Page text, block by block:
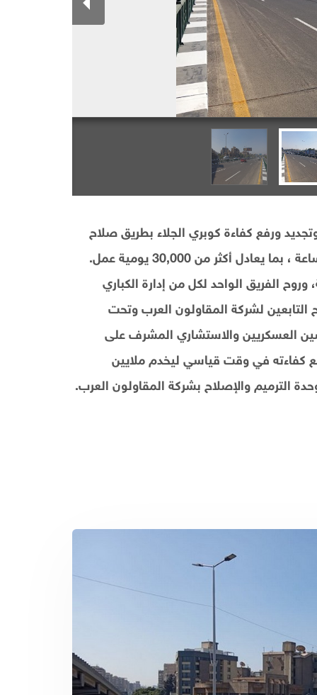
ورفع كفاءة كوبري الجلاء بطريق صلاح
سالم في 48 يومًا فقط من العمل المتواصل على مدار الساعة ، بما يعادل أكثر من 30,000 يومية عمل.
وروح الفريق الواحد لكل من إدارة الكباري
التابعين لشركة المقاولون العرب وتحت
العسكريين والاستشاري المشرف على
كفاءته في وقت قياسي ليخدم ملايين
الترميم والإصلاح بشركة المقاولون العرب.